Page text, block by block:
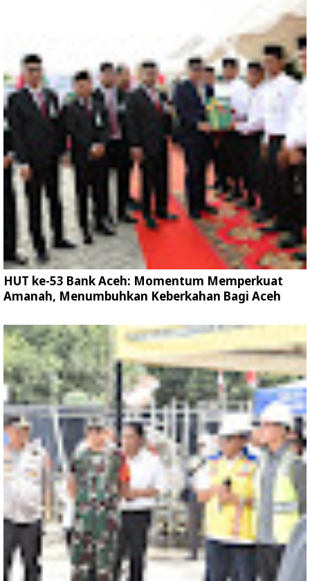
HUT ke-53 Bank Aceh: Momentum Memperkuat
Amanah, Menumbuhkan Keberkahan Bagi Aceh